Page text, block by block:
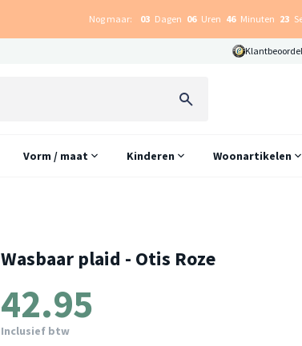
Nog maar: 03 Dagen 06 Uren 46 Minuten 22
Vorm / maat Kinderen Woonartikelen
Wasbaar plaid - Otis Roze
42.95
Inclusief btw